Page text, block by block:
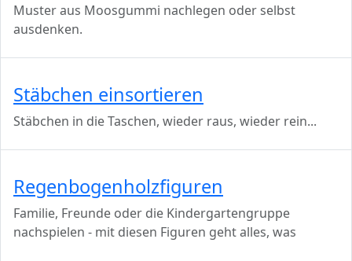
Muster aus Moosgummi nachlegen oder selbst
ausdenken.
Stäbchen einsortieren
Stäbchen in die Taschen, wieder raus, wieder rein...
Regenbogenholzfiguren
Familie, Freunde oder die Kindergartengruppe
nachspielen - mit diesen Figuren geht alles, was